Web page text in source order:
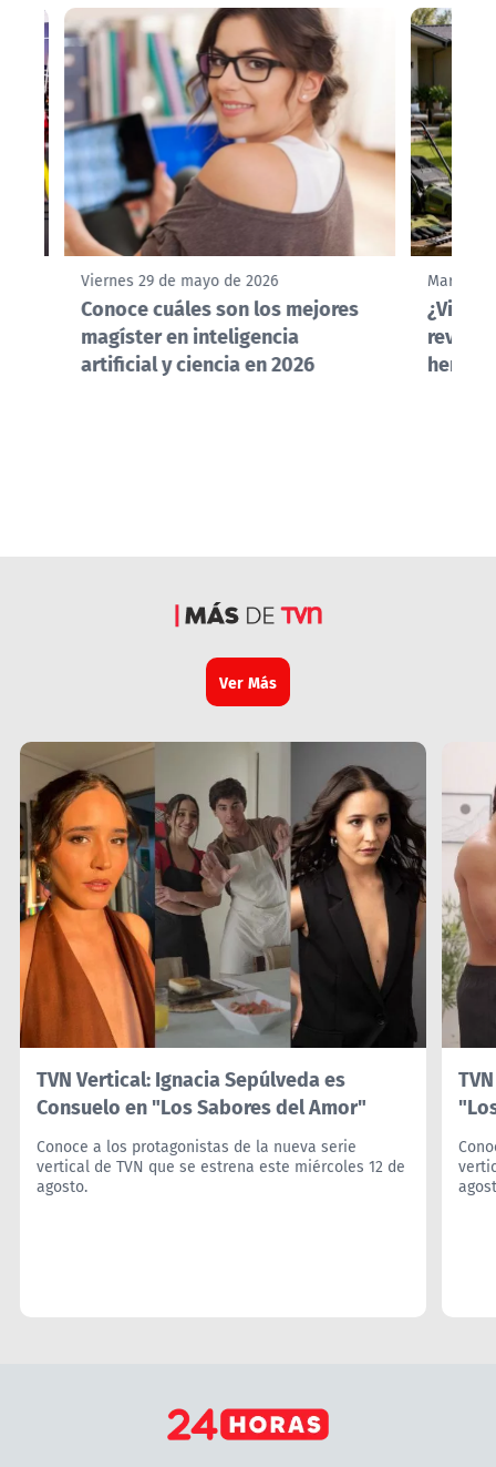
Viernes 29 de mayo de 2026
Conoce cuáles son los mejores
magíster en inteligencia
artificial y ciencia en 2026
Martes
¿Vives
revisar
Ver Más
TVN Vertical: Ignacia Sepúlveda es
Consuelo en "Los Sabores del Amor"
Conoce a los protagonistas de la nueva serie
vertical de TVN que se estrena este miércoles 12 de
agosto.